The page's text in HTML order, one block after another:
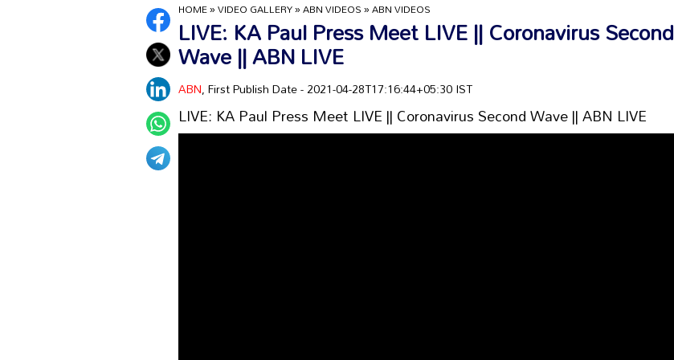
HOME»VIDEO GALLERY»ABN VIDEOS»ABN VIDEOS
LIVE: KA Paul Press Meet LIVE || Coronavirus Second
Wave || ABN LIVE
ABN, First Publish Date - 2021-04-28T17:16:44+05:30 IST
LIVE: KA Paul Press Meet LIVE || Coronavirus Second Wave || ABN LIVE